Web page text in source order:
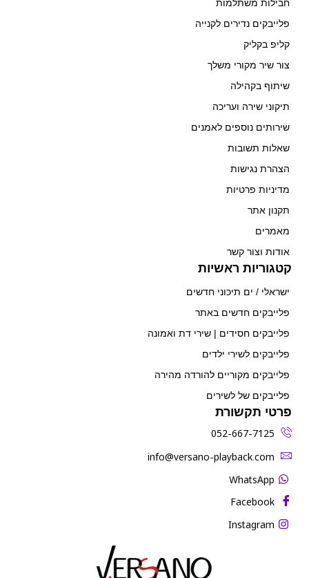
חבילות משתלמות
פלייבקים נדירים לקנייה
קליפ בקליק
צור שיר מקורי משלך
שיתוף בקהילה
תיקוני שירה ועריכה
שירותים נוספים לאמנים
שאלות תשובות
הצהרת נגישות
מדיניות פרטיות
תקנון אתר
מאמרים
אודות וצור קשר
קטגוריות ראשיות
ישראלי / ים תיכוני חדשים
פלייבקים חדשים באתר
פלייבקים חסידים | שירי דת ואמונה
פלייבקים לשירי ילדים
פלייבקים מקוריים להורדה מהירה
פלייבקים של לשירים
פרטי תקשורת
052-667-7125
‫info@versano-playback.com‬
WhatsApp
Facebook
Instagram